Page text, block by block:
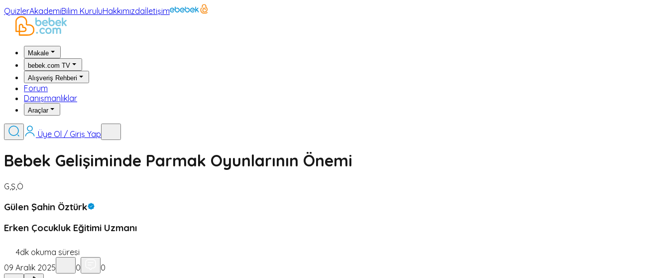
QuizlerAkademiBilim KuruluHakkımızdaİletişim
Makale
bebek.com TV
Alışveriş Rehberi
Forum
Danışmanlıklar
Araçlar
Üye Ol / Giriş Yap
Bebek Gelişiminde Parmak Oyunlarının Önemi
G,Ş,Ö
Gülen Şahin Öztürk
Erken Çocukluk Eğitimi Uzmanı
4dk okuma süresi
09 Aralık 2025
0 0